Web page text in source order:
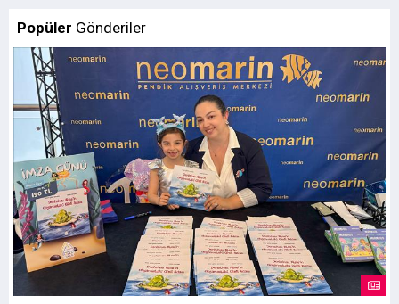
Popüler Gönderiler